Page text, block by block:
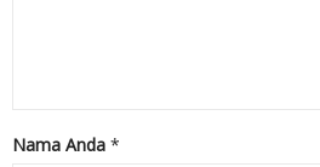
Nama Anda *